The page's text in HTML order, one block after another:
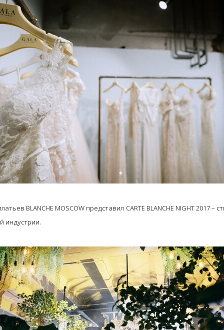
BLANCHE MOSCOW представил CARTE BLANCHE NIGHT 2017
индустрии.